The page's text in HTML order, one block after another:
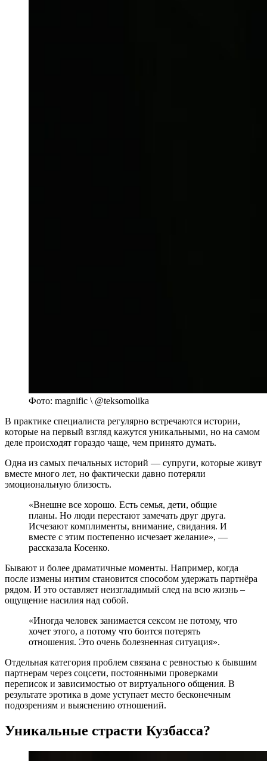
Фото: magnific \ @teksomolika
В практике специалиста регулярно встречаются истории,
которые на первый взгляд кажутся уникальными, но на самом
деле происходят гораздо чаще, чем принято думать.
Одна из самых печальных историй — супруги, которые живут
вместе много лет, но фактически давно потеряли
эмоциональную близость.
«Внешне все хорошо. Есть семья, дети, общие
планы. Но люди перестают замечать друг друга.
Исчезают комплименты, внимание, свидания. И
вместе с этим постепенно исчезает желание», —
рассказала Косенко.
Бывают и более драматичные моменты. Например, когда
после измены интим становится способом удержать партнёра
рядом. И это оставляет неизгладимый след на всю жизнь –
ощущение насилия над собой.
«Иногда человек занимается сексом не потому, что
хочет этого, а потому что боится потерять
отношения. Это очень болезненная ситуация».
Отдельная категория проблем связана с ревностью к бывшим
партнерам через соцсети, постоянными проверками
переписок и зависимостью от виртуального общения. В
результате эротика в доме уступает место бесконечным
подозрениям и выяснению отношений.
Уникальные страсти Кузбасса?